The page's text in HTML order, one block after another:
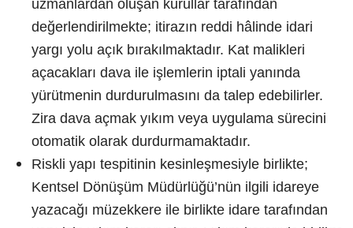
uzmanlardan oluşan kurullar tarafından
değerlendirilmekte; itirazın reddi hâlinde idari
yargı yolu açık bırakılmaktadır. Kat malikleri
açacakları dava ile işlemlerin iptali yanında
yürütmenin durdurulmasını da talep edebilirler.
Zira dava açmak yıkım veya uygulama sürecini
otomatik olarak durdurmamaktadır.
Riskli yapı tespitinin kesinleşmesiyle birlikte;
Kentsel Dönüşüm Müdürlüğü’nün ilgili idareye
yazacağı müzekkere ile birlikte idare tarafından